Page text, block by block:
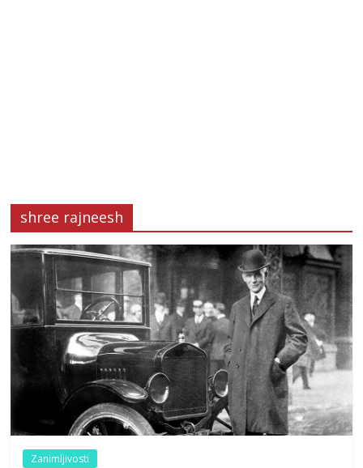
shree rajneesh
Zanimljivosti